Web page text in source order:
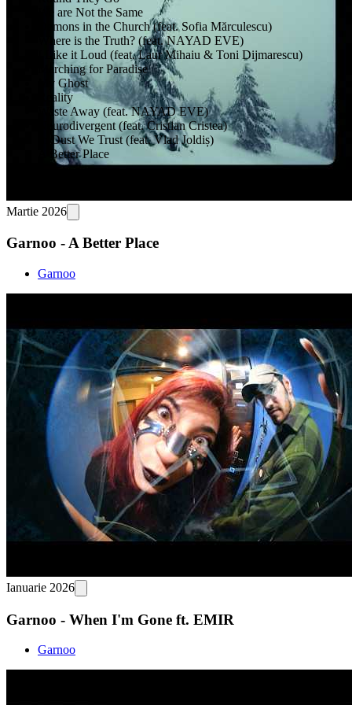
We are Not the Same
Demons in the Church (feat. Sofia Mărculescu)
Where is the Truth? (feat. NAYAD EVE)
I Like it Loud (feat. Laur Mihaiu & Toni Dijmarescu)
Marching for Paradise
My Ghost
Reality
Waste Away (feat. NAYAD EVE)
Neurodivergent (feat. Cristian Cristea)
In Dust We Trust (feat. Vlad Joldiș)
A Better Place
Martie 2026
Garnoo - A Better Place
Garnoo
Ianuarie 2026
Garnoo - When I'm Gone ft. EMIR
Garnoo